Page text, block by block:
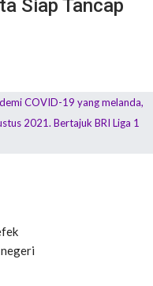
Siap Tancap